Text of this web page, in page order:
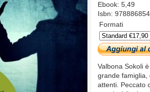
Ebook: 5,49
Isbn:
Formati
Valbona Sokoli
grande famiglia,
attenti. Peccato